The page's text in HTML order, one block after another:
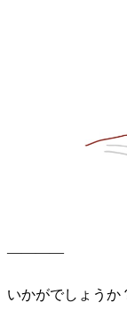
————
いかがでしょうか